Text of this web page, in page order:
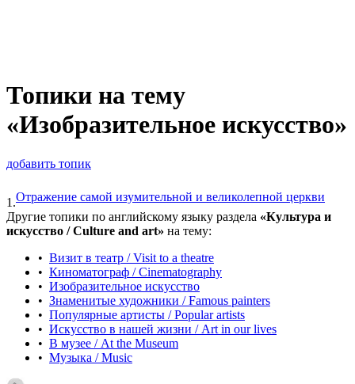
Топики на тему
«Изобразительное искусство»
добавить топик
1.Отражение самой изумительной и великолепной церкви
Другие топики по английскому языку раздела «Культура и
искусство / Culture and art» на тему:
• Визит в театр / Visit to a theatre
• Киноматограф / Cinematography
• Изобразительное искусство
• Знаменитые художники / Famous painters
• Популярные артисты / Popular artists
• Искусство в нашей жизни / Art in our lives
• В музее / At the Museum
• Музыка / Music